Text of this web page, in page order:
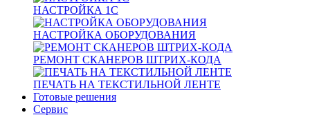
НАСТРОЙКА 1С
НАСТРОЙКА ОБОРУДОВАНИЯ
РЕМОНТ СКАНЕРОВ ШТРИХ-КОДА
ПЕЧАТЬ НА ТЕКСТИЛЬНОЙ ЛЕНТЕ
Готовые решения
Сервис